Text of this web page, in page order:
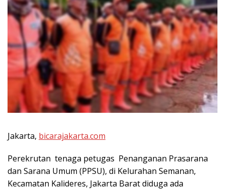
Jakarta, bicarajakarta.com
Perekrutan tenaga petugas Penanganan Prasarana
dan Sarana Umum (PPSU), di Kelurahan Semanan,
Kecamatan Kalideres, Jakarta Barat diduga ada